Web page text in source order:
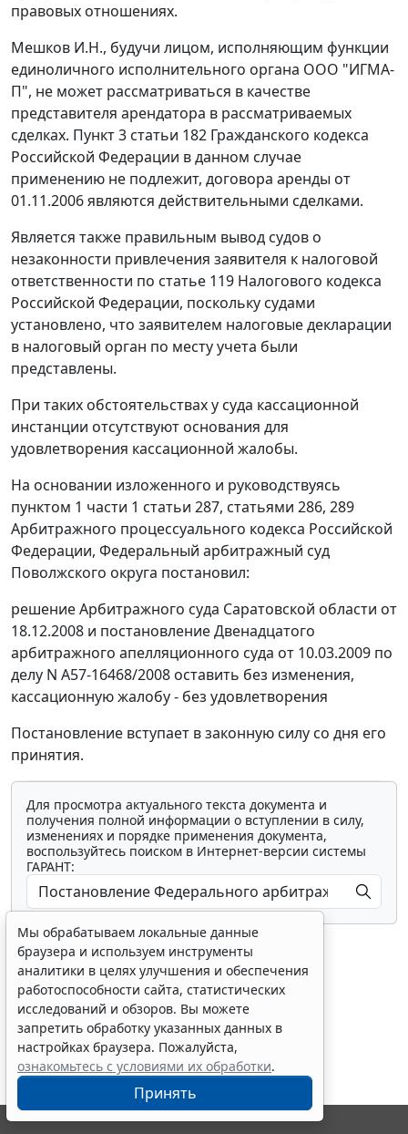
правовых отношениях.
Мешков И.Н., будучи лицом, исполняющим функции
единоличного исполнительного органа ООО "ИГМА-
П", не может рассматриваться в качестве
представителя арендатора в рассматриваемых
сделках. Пункт 3 статьи 182 Гражданского кодекса
Российской Федерации в данном случае
применению не подлежит, договора аренды от
01.11.2006 являются действительными сделками.
Является также правильным вывод судов о
незаконности привлечения заявителя к налоговой
ответственности по статье 119 Налогового кодекса
Российской Федерации, поскольку судами
установлено, что заявителем налоговые декларации
в налоговый орган по месту учета были
представлены.
При таких обстоятельствах у суда кассационной
инстанции отсутствуют основания для
удовлетворения кассационной жалобы.
На основании изложенного и руководствуясь
пунктом 1 части 1 статьи 287, статьями 286, 289
Арбитражного процессуального кодекса Российской
Федерации, Федеральный арбитражный суд
Поволжского округа постановил:
решение Арбитражного суда Саратовской области от
18.12.2008 и постановление Двенадцатого
арбитражного апелляционного суда от 10.03.2009 по
делу N А57-16468/2008 оставить без изменения,
кассационную жалобу - без удовлетворения
Постановление вступает в законную силу со дня его
принятия.
Для просмотра актуального текста документа и
получения полной информации о вступлении в силу,
изменениях и порядке применения документа,
воспользуйтесь поиском в Интернет-версии системы
ГАРАНТ:
Показать все материалы
Мы обрабатываем локальные данные
браузера и используем инструменты
аналитики в целях улучшения и обеспечения
работоспособности сайта, статистических
исследований и обзоров. Вы можете
запретить обработку указанных данных в
настройках браузера. Пожалуйста,
ознакомьтесь с условиями их обработки.
Принять